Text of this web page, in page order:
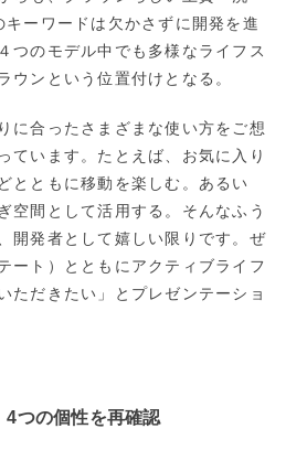
ーワードは欠かさずに開発を進
つのモデル中でも多様なライフス
ウンという位置付けとなる。
に合ったさまざまな使い方をご想
ています。たとえば、お気に入り
とともに移動を楽しむ。あるい
空間として活用する。そんなふう
開発者として嬉しい限りです。ぜ
ート）とともにアクティブライフ
ただきたい」とプレゼンテーショ
4つの個性を再確認